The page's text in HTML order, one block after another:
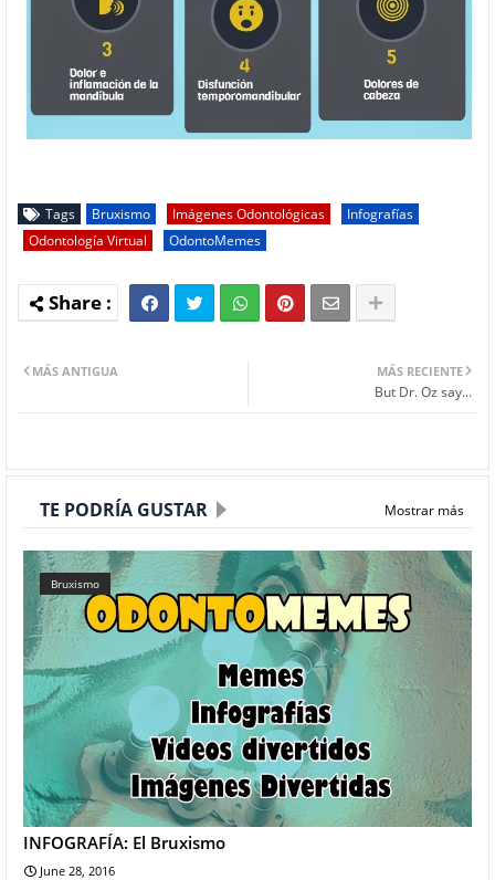
Tags Bruxismo Imágenes Odontológicas
Infografías
Odontología Virtual
OdontoMemes
MÁS RECIENTE
But Dr. Oz say...
MÁS ANTIGUA
TE PODRÍA GUSTAR Mostrar más
Bruxismo
INFOGRAFÍA: El Bruxismo
June 28, 2016